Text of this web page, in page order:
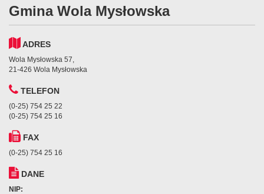
Gmina Wola Mysłowska
ADRES
Wola Mysłowska 57,
21-426 Wola Mysłowska
TELEFON
(0-25) 754 25 22
(0-25) 754 25 16
FAX
(0-25) 754 25 16
DANE
NIP: